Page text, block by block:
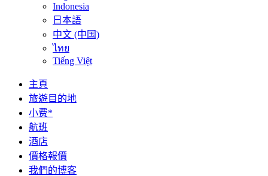
Indonesia
日本語
中文 (中国)
ไทย
Tiếng Việt
主頁
旅遊目的地
小费*
航班
酒店
價格報價
我們的博客